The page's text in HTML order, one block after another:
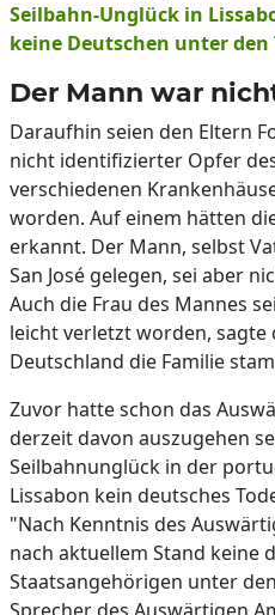
Seilbahn-Unglück in
keine Deutschen unter den
Der Mann war
Daraufhin seien den Eltern
nicht identifizierter Opfer
verschiedenen
worden. Auf einem hätten
erkannt. Der Mann, selbst
San José gelegen, sei aber
Auch die Frau des Mannes
leicht verletzt worden, sagte
Deutschland die Familie
Zuvor hatte schon das
derzeit davon auszugehen
Seilbahnunglück in der
Lissabon kein deutsches
"Nach Kenntnis des
nach aktuellem Stand keine
Staatsangehörigen unter